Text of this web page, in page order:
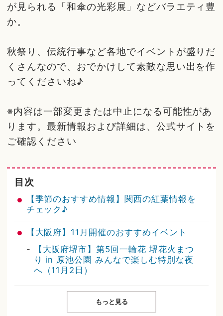
が見られる「和傘の光彩展」などバラエティ豊
か。
秋祭り、伝統行事など各地でイベントが盛りだ
くさんなので、おでかけして素敵な思い出を作
ってくださいね♪
※内容は一部変更または中止になる可能性があ
ります。最新情報および詳細は、公式サイトを
ご確認ください
目次
【季節のおすすめ情報】関西の紅葉情報を
チェック♪
【大阪府】11月開催のおすすめイベント
-
【大阪府堺市】第5回一輪花 堺花火まつ
り in 原池公園 みんなで楽しむ特別な夜
へ（11月2日）
もっと見る